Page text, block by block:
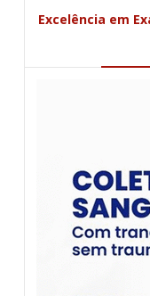
Excelência em